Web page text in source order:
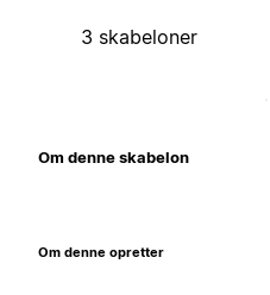
3 skabeloner
Om denne skabelon
Om denne opretter